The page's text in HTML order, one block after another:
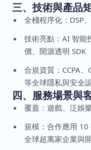
三、技術與產品
全棧程序化：DSP
技術亮點：AI 智能
價、開源透明 SDK
合規資質：CCPA
等全球隱私與安全
四、服務場景與
覆蓋：遊戲、泛娛
規模：合作應用
全球超萬家企業與